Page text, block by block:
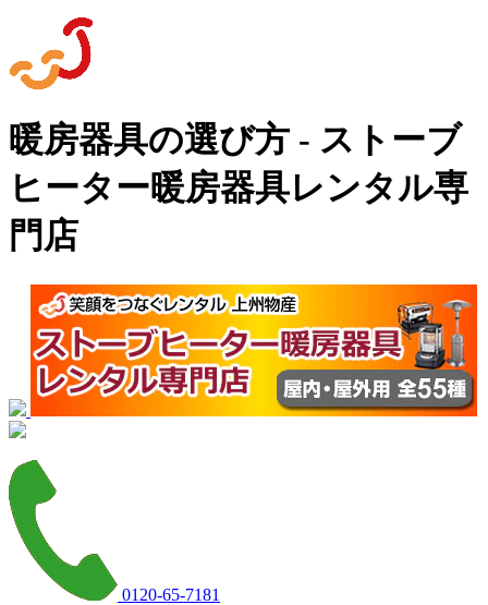
暖房器具の選び方 - ストーブ
ヒーター暖房器具レンタル専
門店
0120-65-7181